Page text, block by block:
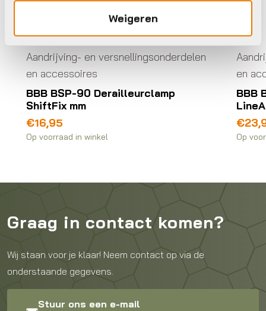
Weigeren
Previous
Aandrijving- en versnellingsonderdelen
en accessoires
BBB BSP-90 Derailleurclamp
ShiftFix mm
€16,95
Op voorraad in winkel
en
BBB
€
Op
Graag in contact komen?
Wij staan voor je klaar! Neem contact op via de
onderstaande gegevens.
Stuur ons een e-mail